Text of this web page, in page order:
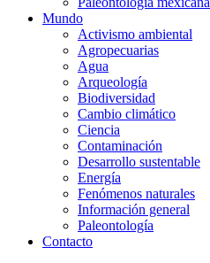
Mundo
Activismo ambiental
Agropecuarias
Agua
Arqueología
Biodiversidad
Cambio climático
Ciencia
Contaminación
Desarrollo sustentable
Energía
Fenómenos naturales
Información general
Paleontología
Contacto